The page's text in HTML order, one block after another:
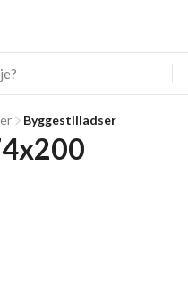
Byggestilladser